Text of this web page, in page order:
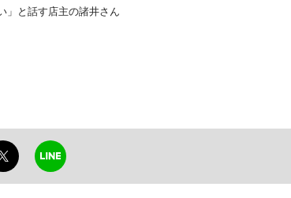
」と話す店主の諸井さん